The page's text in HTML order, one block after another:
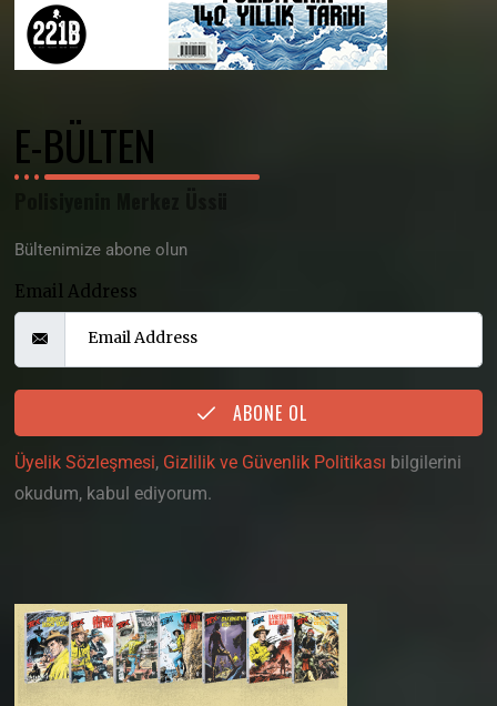
E-BÜLTEN
Bültenimize abone olun
Email Address
ABONE OL
Üyelik Sözleşmesi, Gizlilik ve Güvenlik Politikası bilgilerini
okudum, kabul ediyorum.